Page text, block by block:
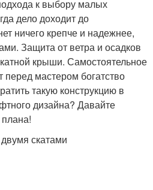
к выбору малых
дело доходит до
ничего крепче и надежнее,
Защита от ветра и осадков
крыши. Самостоятельное
перед мастером богатство
такую конструкцию в
дизайна? Давайте
скатами